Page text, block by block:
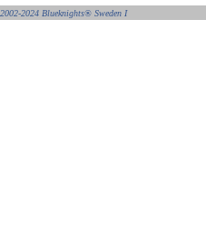
2002-2024 Blueknights® Sweden I